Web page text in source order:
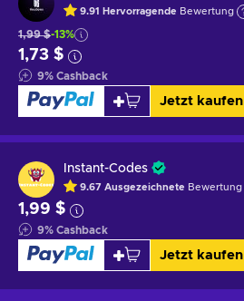
9.91 Hervorragende Bewertung
1,99 $-13%
1,73 $
9% Cashback
Jetzt kaufen
Instant-Codes
9.67 Ausgezeichnete Bewertung
1,99 $
9% Cashback
Jetzt kaufen